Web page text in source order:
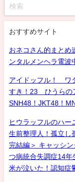
おすすめサイト
おネコさん的まと
ンタルメンヘラ電波
アイドッフル！ ワ
すき！23 ひうらの
SNH48！JKT48！
ヒウラッフルのハー
生前整理人！孤立し
完結編＞ キャッシ
つ病統合失調症14年
米が泣いた！認知症